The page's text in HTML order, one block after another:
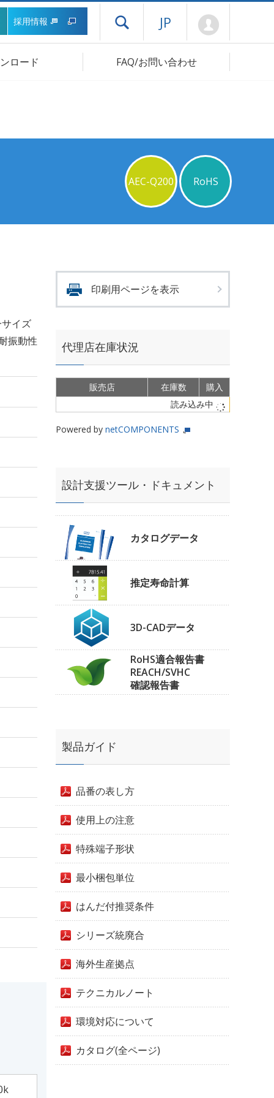
採用情報 ドロワーメニューを開く
JP
ロード FAQ/お問い合わせ
AEC-Q200 RoHS
イズ
振動性
印刷用ページを表示
代理店在庫状況
販売店 在庫数
購入
読み込み中
Powered by netCOMPONENTS
設計支援ツール・ドキュメント
カタログデータ
推定寿命計算
3D-CADデータ
RoHS適合報告書
REACH/SVHC
確認報告書
製品ガイド
品番の表し方
使用上の注意
特殊端子形状
最小梱包単位
はんだ付推奨条件
シリーズ統廃合
海外生産拠点
テクニカルノート
環境対応について
カタログ(全ページ)